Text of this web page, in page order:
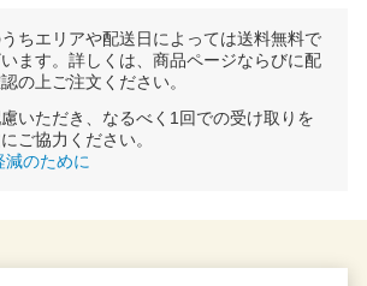
ちエリアや配送日によっては送料無料で
ます。詳しくは、商品ページならびに配
の上ご注文ください。
いただき、なるべく1回での受け取りを
ご協力ください。
のために